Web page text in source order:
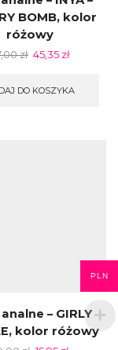
BOMB, kolor
różowy
zł 45,35 zł
DO KOSZYKA
– GIRLY
kolor różowy
PLN